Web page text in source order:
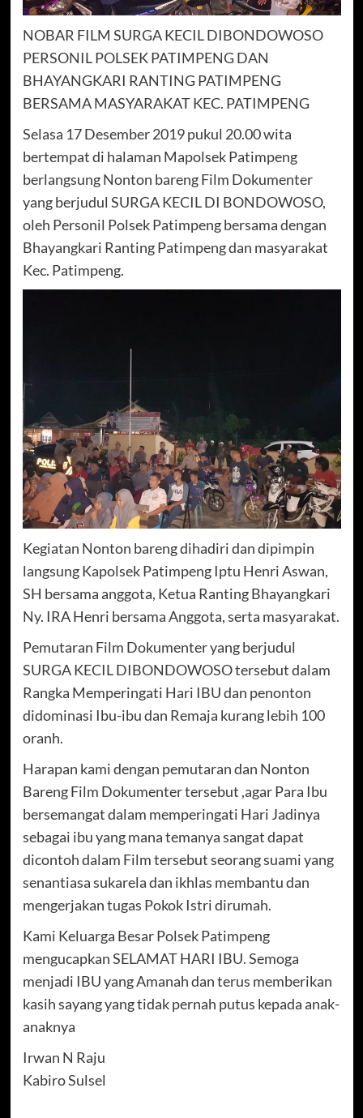
NOBAR FILM SURGA KECIL DIBONDOWOSO
PERSONIL POLSEK PATIMPENG DAN
BHAYANGKARI RANTING PATIMPENG
BERSAMA MASYARAKAT KEC. PATIMPENG
Selasa 17 Desember 2019 pukul 20.00 wita
bertempat di halaman Mapolsek Patimpeng
berlangsung Nonton bareng Film Dokumenter
yang berjudul SURGA KECIL DI BONDOWOSO,
oleh Personil Polsek Patimpeng bersama dengan
Bhayangkari Ranting Patimpeng dan masyarakat
Kec. Patimpeng.
Kegiatan Nonton bareng dihadiri dan dipimpin
langsung Kapolsek Patimpeng Iptu Henri Aswan,
SH bersama anggota, Ketua Ranting Bhayangkari
Ny. IRA Henri bersama Anggota, serta masyarakat.
Pemutaran Film Dokumenter yang berjudul
SURGA KECIL DIBONDOWOSO tersebut dalam
Rangka Memperingati Hari IBU dan penonton
didominasi Ibu-ibu dan Remaja kurang lebih 100
oranh.
Harapan kami dengan pemutaran dan Nonton
Bareng Film Dokumenter tersebut ,agar Para Ibu
bersemangat dalam memperingati Hari Jadinya
sebagai ibu yang mana temanya sangat dapat
dicontoh dalam Film tersebut seorang suami yang
senantiasa sukarela dan ikhlas membantu dan
mengerjakan tugas Pokok Istri dirumah.
Kami Keluarga Besar Polsek Patimpeng
mengucapkan SELAMAT HARI IBU. Semoga
menjadi IBU yang Amanah dan terus memberikan
kasih sayang yang tidak pernah putus kepada anak-
anaknya
Irwan N Raju
Kabiro Sulsel